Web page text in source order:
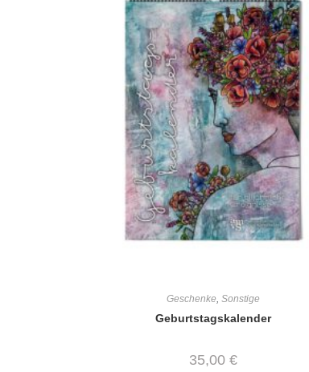
Geschenke,Sonstige
Geburtstagskalender
35,00€